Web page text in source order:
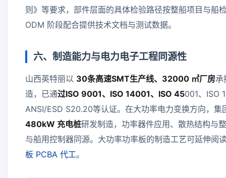
则》等要求，部件层面的具体检验路径按整船项目与船
ODM 阶段配合提供技术文档与测试数据。
六、制造能力与电力电子工程同源性
山西英特丽以 30条高速SMT生产线、32000 ㎡厂房承
造，已通过ISO 9001、ISO 14001、ISO 45001、ISO
ANSI/ESD S20.20等认证。在大功率电力变换方向，
480kW 充电桩研发制造，功率器件应用、散热结构与
与船用控制器同源。大功率功率板的制造工艺可延伸阅
板 PCBA 代工。